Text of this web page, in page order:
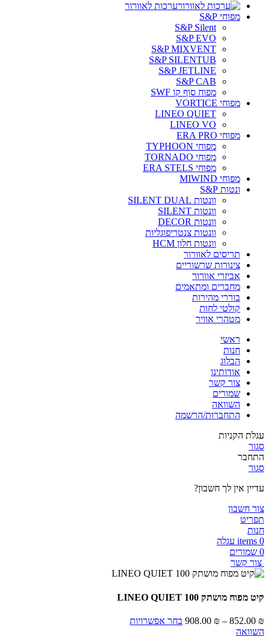
ערכות לאוורור
מפוחי S&P
S&P Silent
S&P EVO
S&P MIXVENT
S&P SILENTUB
S&P JETLINE
S&P CAB
מפוח סוף קו SWF
מפוחי VORTICE
LINEO QUIET
LINEO VO
מפוחי ERA PRO
מפוחי TYPHOON
מפוחי TORNADO
מפוחי ERA STELS
מפוחי MIWIND
ונטות S&P
וונטות SILENT DUAL
וונטות SILENT
וונטות DECOR
וונטות צנטריפוגליות
וונטות חלון HCM
תריסים לאוורור
צינורות שרשוריים
אביזרי אוורור
מחברים ומתאמים
בוררי מהירות
קולטי לחות
מטהרי אוויר
ראשי
חנות
הבלוג
אודותינו
צור קשר
שמורים
השוואה
התחברות/הרשמה
עגלת הקניות
סגור
התחבר
סגור
עדיין אין לך חשבון?
צור חשבון
תפריט
חנות
0
items עגלה
0 שמורים
צור קשר
קיט מפוח מושתק 100 LINEO QUIET
852.00 ₪
–
908.00 ₪
טווח
בחר אפשרויות
השוואה